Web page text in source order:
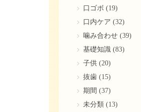
口ゴボ (19)
口内ケア (32)
噛み合わせ(39)
基礎知識(83)
子供(20)
抜歯(15)
期間 (37)
未分類(13)